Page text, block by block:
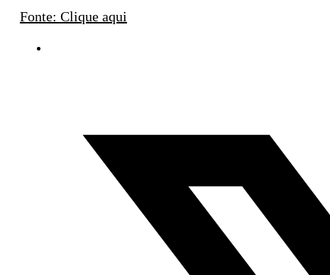
Fonte: Clique aqui